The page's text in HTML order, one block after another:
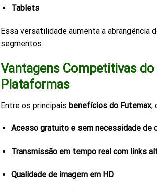
Tablets
Essa versatilidade aumenta a
segmentos.
Vantagens Competitivas
Plataformas
Entre os principais benefícios do Futemax,
Acesso gratuito e sem necessidade de
Transmissão em tempo real com links
Qualidade de imagem em HD